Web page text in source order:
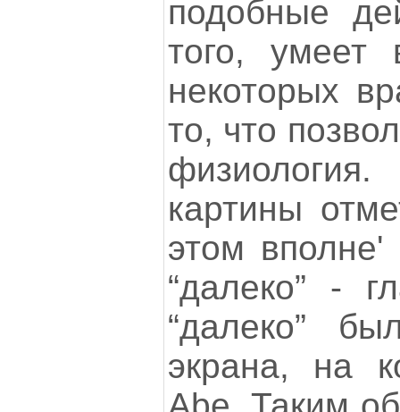
подобные
того, умеет
некоторых
то, что
картины
этом вполне'
“далеко” -
“далеко”
экрана, на